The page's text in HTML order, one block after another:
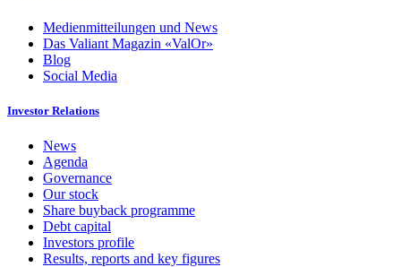
Medienmitteilungen und News
Das Valiant Magazin «ValOr»
Blog
Social Media
Investor Relations
News
Agenda
Governance
Our stock
Share buyback programme
Debt capital
Investors profile
Results, reports and key figures